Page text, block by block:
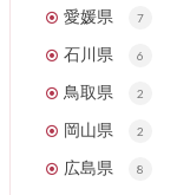
愛媛県 7
石川県 6
鳥取県 2
岡山県 2
広島県 8